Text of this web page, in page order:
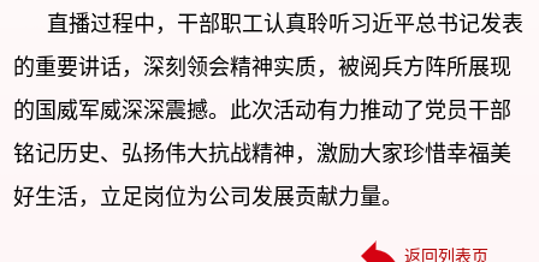
直播过程中，干部职工认真聆听习近平总书记发表
的重要讲话，深刻领会精神实质，被阅兵方阵所展现
的国威军威深深震撼。此次活动有力推动了党员干部
铭记历史、弘扬伟大抗战精神，激励大家珍惜幸福美
好生活，立足岗位为公司发展贡献力量。
返回列表页